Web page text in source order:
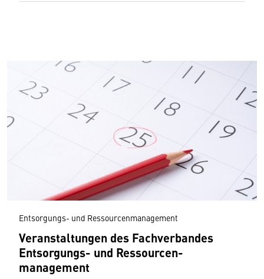
Entsorgungs- und Ressourcenmanagement
Veranstaltungen des Fachverbandes
Entsorgungs- und Ressourcen­
management­­